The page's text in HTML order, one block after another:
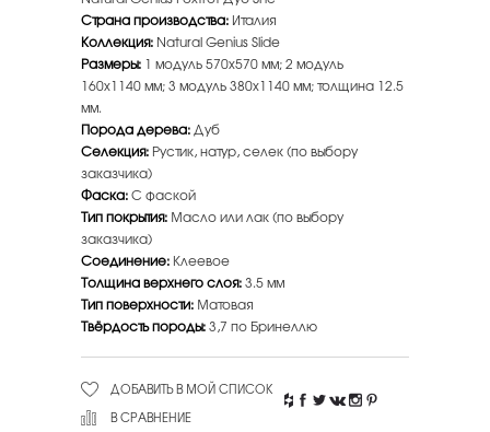
Страна производства: Италия
Коллекция: Natural Genius Slide
Размеры: 1 модуль 570x570 мм; 2 модуль
160x1140 мм; 3 модуль 380x1140 мм; толщина 12.5
мм.
Порода дерева: Дуб
Селекция: Рустик, натур, селек (по выбору
заказчика)
Фаска:С фаской
Тип покрытия: Масло или лак (по выбору
заказчика)
Соединение: Клеевое
Толщина верхнего слоя:3.5 мм
Тип поверхности: Матовая
Твёрдость породы:3,7 по Бринеллю
ДОБАВИТЬ В МОЙ СПИСОК
В СРАВНЕНИЕ